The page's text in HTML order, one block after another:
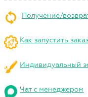
Получение/
Как запустить
Индивидуальный
Чат с менеджером